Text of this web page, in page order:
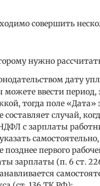
совершить
нужно
дату
можете ввести
тогда поле «Дата»
случай,
с зарплаты
первого
зарплаты (п. 6 ст.